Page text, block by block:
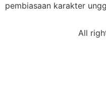
pembiasaan karakter
All